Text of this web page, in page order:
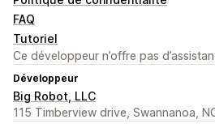
FAQ
Tutoriel
Ce développeur n’offre pas
Développeur
Big Robot, LLC
115 Timberview drive, Swannanoa,